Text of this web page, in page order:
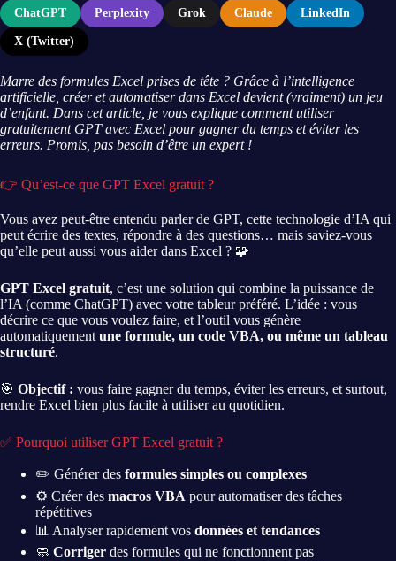
ChatGPT Perplexity Grok Claude LinkedIn
X (Twitter)
Marre des formules Excel prises de tête ? Grâce à l’intelligence
artificielle, créer et automatiser dans Excel devient (vraiment) un jeu
d’enfant. Dans cet article, je vous explique comment utiliser
gratuitement GPT avec Excel pour gagner du temps et éviter les
erreurs. Promis, pas besoin d’être un expert !
👉 Qu’est-ce que GPT Excel gratuit ?
Vous avez peut-être entendu parler de GPT, cette technologie d’IA qui
peut écrire des textes, répondre à des questions… mais saviez-vous
qu’elle peut aussi vous aider dans Excel ? 🧩
GPT Excel gratuit, c’est une solution qui combine la puissance de
l’IA (comme ChatGPT) avec votre tableur préféré. L’idée : vous
décrire ce que vous voulez faire, et l’outil vous génère
automatiquement une formule, un code VBA, ou même un tableau
structuré.
🎯 Objectif : vous faire gagner du temps, éviter les erreurs, et surtout,
rendre Excel bien plus facile à utiliser au quotidien.
✅ Pourquoi utiliser GPT Excel gratuit ?
✏️ Générer des formules simples ou complexes
⚙️ Créer des macros VBA pour automatiser des tâches
répétitives
📊 Analyser rapidement vos données et tendances
🧼 Corriger des formules qui ne fonctionnent pas